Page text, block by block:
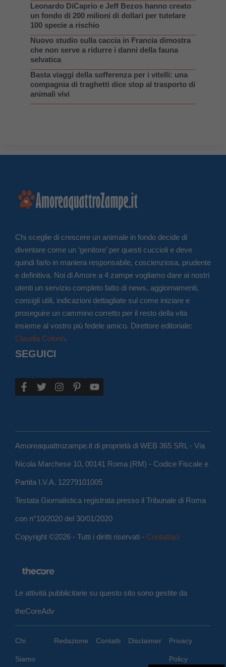
Leonardo DiCaprio e Jeff Bezos hanno creato
un fondo di 200 milioni di dollari per tutelare
100 specie a rischio
Nuovo studio sulla caccia in Francia dimostra
che non serve a ridurre i danni della fauna
selvatica
Basta viaggi della sofferenza per i vitelli: una
compagnia di traghetti dice stop al trasporto di
animali vivi
Chi sceglie di crescere un animale in fondo decide di
diventare come un ‘genitore’ per questi cuccioli e deve
quindi farlo in maniera responsabile, coscienziosa, prudente
e definitiva. Noi di Amore a 4 zampe vogliamo dare ai nostri
utenti un servizio completo fatto di news, aggiornamenti,
consigli utili, indicazioni dettagliate sul come iniziare e
proseguire un cammino corretto per il resto della vita
insieme al vostro più fedele amico. Direttore editoriale:
Claudia Colono.
SEGUICI
Amoreaquattrozampe.it di proprietà di WEB 365 SRL - Via
Nicola Marchese 10, 00141 Roma (RM) - Codice Fiscale e
Partita I.V.A. 12279101005
Testata Giornalistica registrata presso il Tribunale di Roma
con n°10/2020 del 30/01/2020
Copyright ©2026 - Tutti i diritti riservati - Contattaci
Le attività pubblicitarie su questo sito sono gestite da
theCoreAdv
Chi
Siamo
Redazione Contatti Disclaimer Privacy
Policy